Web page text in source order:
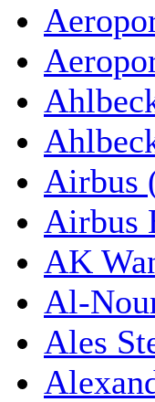
Airbus
Airbus
AK
Al-
Ales